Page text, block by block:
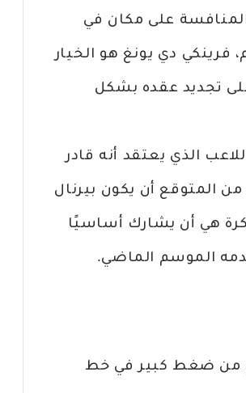
المنافسة على مكان في
فرينكي دي يونغ هو الخيار
على تجديد عقده بشكل
الذي يعتقد أنه قادر
المتوقع أن يكون بيرنال
هي أن يشارك أساسيًا
الموسم الماضي.
من ضغط كبير في خط